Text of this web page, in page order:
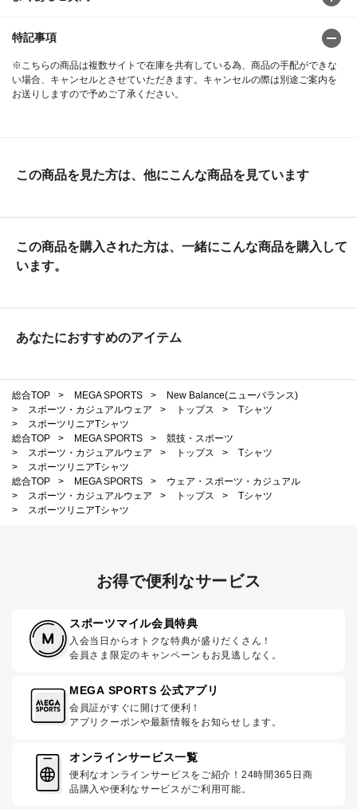
特記事項
※こちらの商品は複数サイトで在庫を共有している為、商品の手配ができな
い場合、キャンセルとさせていただきます。キャンセルの際は別途ご案内を
お送りしますので予めご了承ください。
この商品を見た方は、他にこんな商品を見ています
この商品を購入された方は、一緒にこんな商品を購入して
います。
あなたにおすすめのアイテム
総合TOP > MEGA SPORTS >
New Balance(ニューバランス)
>
スポーツ・カジュアルウェア > トップス >
Tシャツ
>
スポーツリニアTシャツ
総合TOP
> MEGA SPORTS >
競技・スポーツ
>
スポーツ・カジュアルウェア > トップス >
Tシャツ
>
スポーツリニアTシャツ
総合TOP
> MEGA SPORTS >
ウェア・スポーツ・カジュアル
>
スポーツ・カジュアルウェア > トップス >
Tシャツ
>
スポーツリニアTシャツ
お得で便利なサービス
スポーツマイル会員特典
入会当日からオトクな特典が盛りだくさん！
会員さま限定のキャンペーンもお見逃しなく。
MEGA SPORTS 公式アプリ
会員証がすぐに開けて便利！
アプリクーポンや最新情報をお知らせします。
オンラインサービス一覧
便利なオンラインサービスをご紹介！24時間365日商
品購入や便利なサービスがご利用可能。